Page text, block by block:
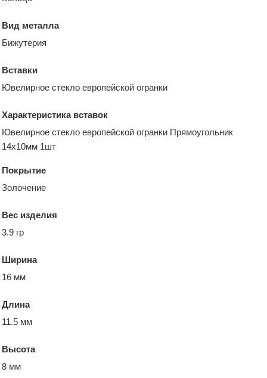
Вид металла
Бижутерия
Вставки
Ювелирное стекло европейской огранки
Характеристика вставок
Ювелирное стекло европейской огранки Прямоугольник
14х10мм 1шт
Покрытие
Золочение
Вес изделия
3.9 гр
Ширина
16 мм
Длина
11.5 мм
Высота
8 мм